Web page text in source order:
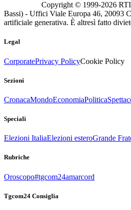
Copyright © 1999-2026
Bassi) - Uffici Viale Europa 46, 20093
artificiale generativa. È altresì fatto
Legal
CorporatePrivacy PolicyCookie Policy
Sezioni
CronacaMondoEconomiaPolitica
Speciali
Elezioni ItaliaElezioni esteroGrande
Rubriche
Oroscopo#tgcom24amarcord
Tgcom24 Consiglia